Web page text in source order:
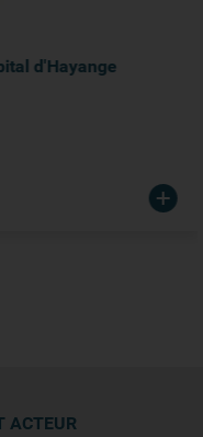
d'Hayange
ACTEUR